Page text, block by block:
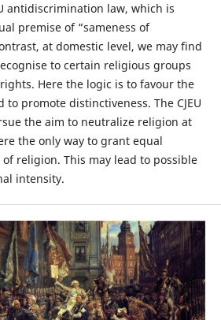
antidiscrimination law, which is
premise of “sameness of
at domestic level, we may find
to certain religious groups
Here the logic is to favour the
promote distinctiveness. The CJEU
the aim to neutralize religion at
the only way to grant equal
religion. This may lead to possible
intensity.